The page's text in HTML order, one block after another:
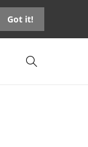
Got it!